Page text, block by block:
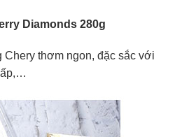
Diamonds 280g
Chery thơm ngon, đặc sắc với